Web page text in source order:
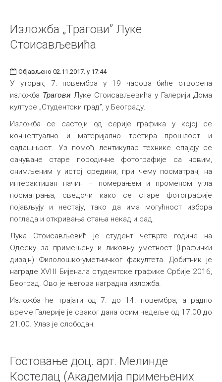
Изложба „Трагови” Луке
Стоисављевића
Објављено 02.11.2017. у 17:44
У уторак, 7. новембра у 19 часова биће отворена
изложба Трагови Луке Стоисављевића у Галерији Дома
културе „Студентски град”, у Београду.
Изложба се састоји од серије графика у којој се
концептуално и материјално третира прошлост и
садашњост. Уз помоћ лентикулар технике спајају се
сачуване старе породичне фотографије са новим,
снимљеним у истој средини, при чему посматрач, на
интерактиван начин – померањем и променом угла
посматрања, сведочи како се старе фотографије
појављују и нестају, тако да има могућност избора
погледа и откривања стања некад и сад.
Лука Стоисављевић је студент четврте године на
Одсеку за примењену и ликовну уметност (Графички
дизајн) Филолошко-уметничког факултета. Добитник је
награде XVIII Бијенала студентске графике Србије 2016,
Београд. Ово је његова наградна изложба.
Изложба ће трајати од 7. до 14. новембра, а радно
време Галерије је сваког дана осим недеље од 17.00 до
21.00. Улаз је слободан.
Гостовање доц. арт. Мелинде
Костелац (Академија примењених